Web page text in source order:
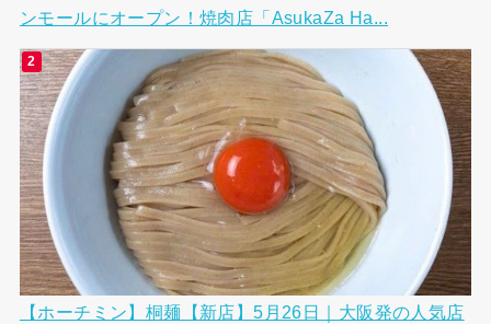
ンモールにオープン！焼肉店「AsukaZa Ha...
【ホーチミン】桐麺【新店】5月26日｜大阪発の人気店